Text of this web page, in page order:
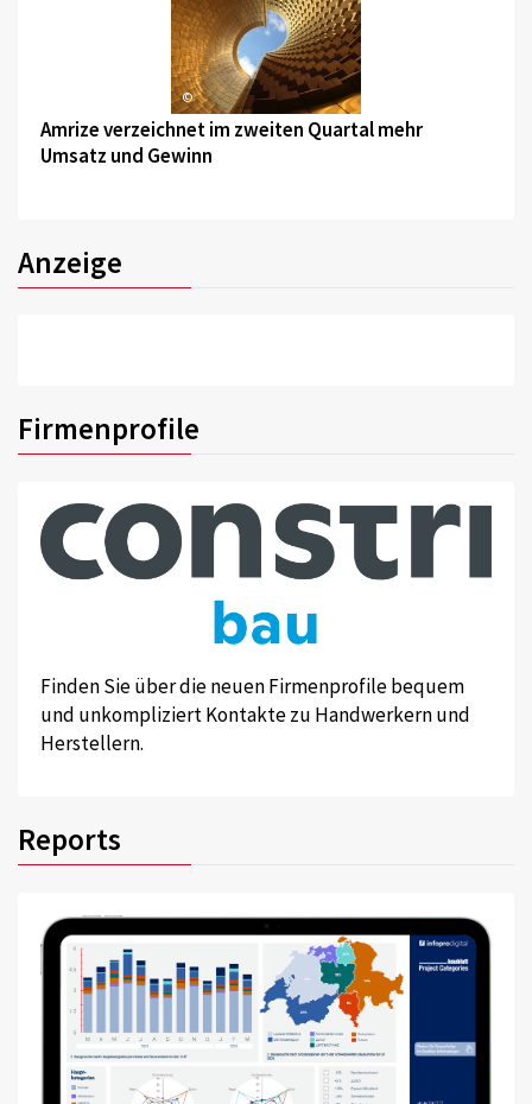
©
Amrize verzeichnet im zweiten Quartal mehr
Umsatz und Gewinn
Anzeige
Firmenprofile
Finden Sie über die neuen Firmenprofile bequem
und unkompliziert Kontakte zu Handwerkern und
Herstellern.
Reports